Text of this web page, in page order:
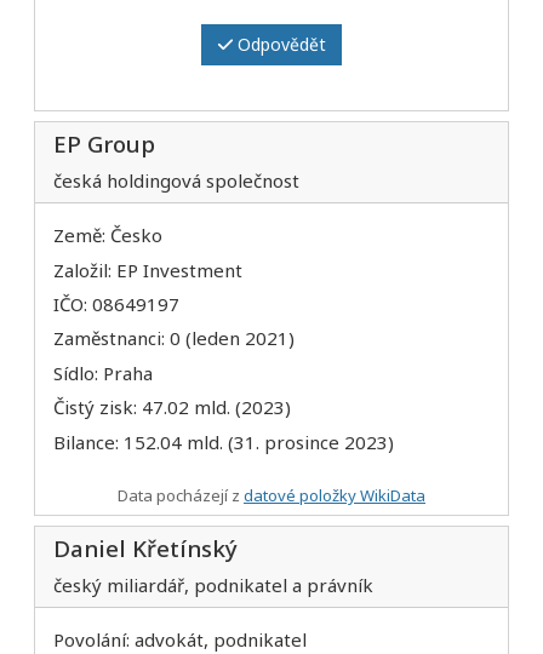
Odpovědět
EP Group
česká holdingová společnost
Země: Česko
Založil: EP Investment
IČO: 08649197
Zaměstnanci: 0 (leden 2021)
Sídlo: Praha
Čistý zisk: 47.02 mld. (2023)
Bilance: 152.04 mld. (31. prosince 2023)
Data pocházejí z datové položky WikiData
Daniel Křetínský
český miliardář, podnikatel a právník
Povolání: advokát, podnikatel